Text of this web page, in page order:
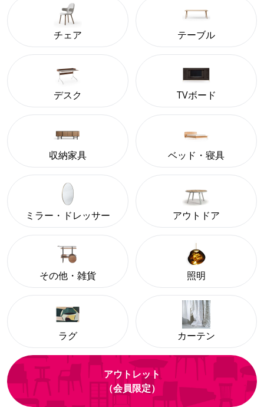
チェア テーブル
デスク TVボード
収納家具 ベッド・寝具
ミラー・ドレッサー アウトドア
その他・雑貨 照明
ラグ カーテン
アウトレット
（会員限定）